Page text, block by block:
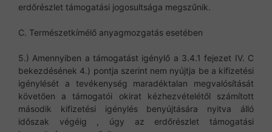
erdőrészlet támogatási jogosultsága megszűnik.
C. Természetkímélő anyagmozgatás esetében
5.) Amennyiben a támogatást igénylő a 3.4.1 fejezet IV. C
bekezdésének 4.) pontja szerint nem nyújtja be a kifizetési
igénylését a tevékenység maradéktalan megvalósítását
követően a támogatói okirat kézhezvételétől számított
második kifizetési igénylés benyújtására nyitva álló
időszak végéig , úgy az erdőrészlet támogatási